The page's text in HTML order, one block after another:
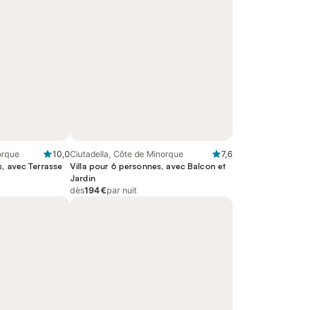
10,0
avec Terrasse
Ciutadella, Côte de Minorque
7,6
Villa pour 6 personnes, avec Balcon et
Jardin
dès194 €par nuit